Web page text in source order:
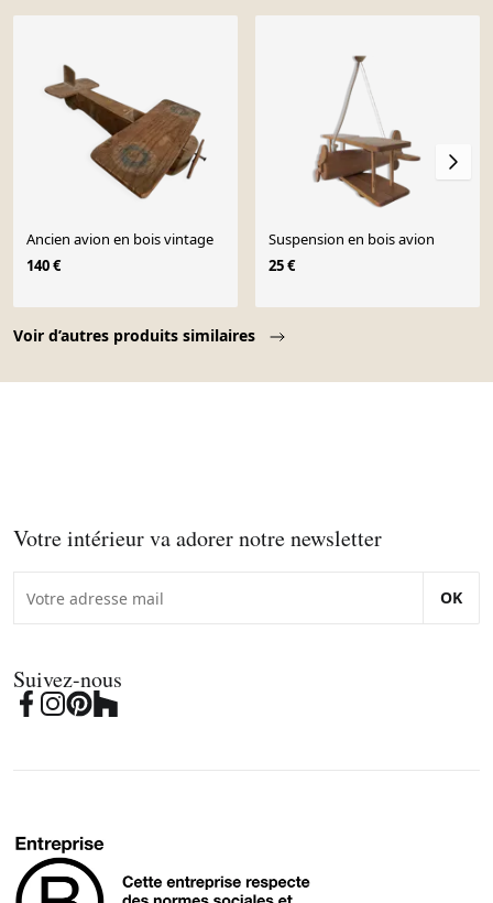
Voir d’autres produits similaires
Ancien avion en bois vintage
140 €
Suspension en bois avion
25 €
Votre intérieur va adorer notre newsletter
OK
Suivez-nous